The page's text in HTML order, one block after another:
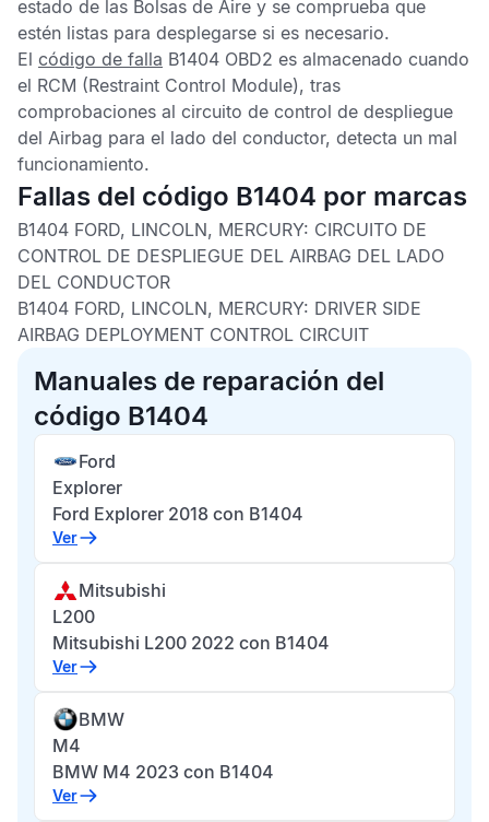
estado de las Bolsas de Aire y se comprueba que
estén listas para desplegarse si es necesario.
El código de falla B1404 OBD2 es almacenado cuando
el RCM (Restraint Control Module), tras
comprobaciones al circuito de control de despliegue
del Airbag para el lado del conductor, detecta un mal
funcionamiento.
Fallas del código B1404 por marcas
B1404 FORD, LINCOLN, MERCURY: CIRCUITO DE
CONTROL DE DESPLIEGUE DEL AIRBAG DEL LADO
DEL CONDUCTOR
B1404 FORD, LINCOLN, MERCURY: DRIVER SIDE
AIRBAG DEPLOYMENT CONTROL CIRCUIT
Manuales de reparación del
código B1404
Ford
Explorer
Ford Explorer 2018 con B1404
Ver
Mitsubishi
L200
Mitsubishi L200 2022 con B1404
Ver
BMW
M4
BMW M4 2023 con B1404
Ver